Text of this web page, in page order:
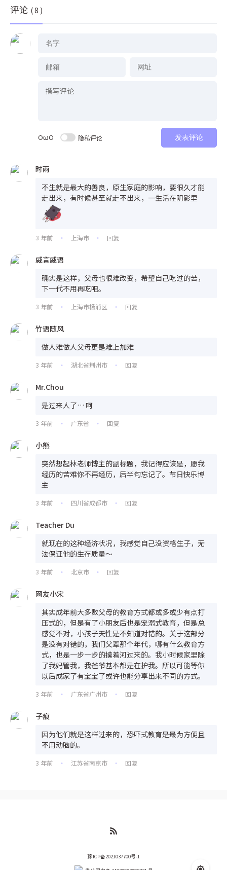
评论 ( 8 )
OωO 隐私评论 发表评论
时雨
不生就是最大的善良，原生家庭的影响，要很久才能
走出来，有时候甚至就走不出来，一生活在阴影里
3 年前 • 上海市 • 回复
威言威语
确实是这样，父母也很难改变，希望自己吃过的苦，
下一代不用再吃吧。
3 年前 • 上海市杨浦区 • 回复
竹语随风
做人难做人父母更是难上加难
3 年前 • 湖北省荆州市 • 回复
Mr.Chou
是过来人了… 呵
3 年前 • 广东省 • 回复
小熊
突然想起林老师博主的副标题，我记得应该是，愿我
经历的苦难你不再经历，后半句忘记了。节日快乐博
主
3 年前 • 四川省成都市 • 回复
Teacher Du
就现在的这种经济状况，我感觉自己没资格生子，无
法保证他的生存质量～
3 年前 • 北京市 • 回复
网友小宋
其实成年前大多数父母的教育方式都或多或少有点打
压式的，但是有了小朋友后也是宠溺式教育，但是总
感觉不对，小孩子天性是不知道对错的。关于这部分
是没有对错的，我们父辈那个年代，哪有什么教育方
式，也是一步一步的摸着河过来的。我小时候家里除
了我妈管我，我爸爷基本都是在护我。所以可能等你
以后成家了有宝宝了或许也能分享出来不同的方式。
3 年前 • 广东省广州市 • 回复
子痕
因为他们就是这样过来的，恐吓式教育是最为方便且
不用动脑的。
3 年前 • 江苏省南京市 • 回复
豫ICP备2021037700号-1